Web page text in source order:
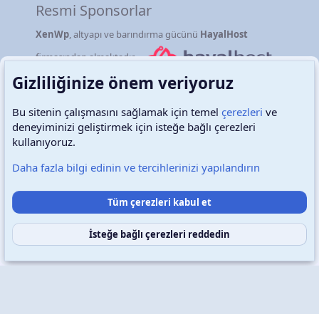
Resmi Sponsorlar
XenWp, altyapı ve barındırma gücünü HayalHost
firmasından almaktadır.
Türkçe (TR) Çerezler
Destek talepleri Bize ulaşın Şartlar ve kurallar
Gizlilik politikası Yardım Ana sayfa
S
Copyright © 2026 XenWp Telif Hakları Saklıdır
Gizliliğinize önem veriyoruz
Bu sitenin çalışmasını sağlamak için temel çerezleri ve
deneyiminizi geliştirmek için isteğe bağlı çerezleri
kullanıyoruz.
Daha fazla bilgi edinin ve tercihlerinizi yapılandırın
Tüm çerezleri kabul et
İsteğe bağlı çerezleri reddedin